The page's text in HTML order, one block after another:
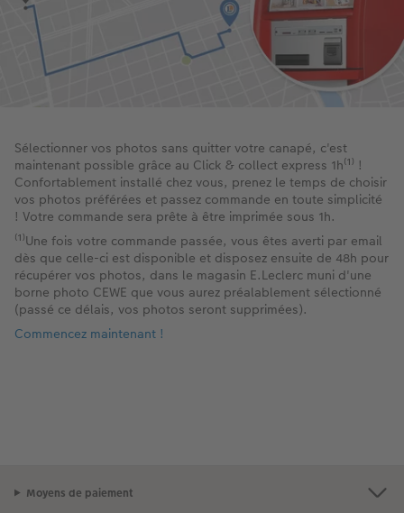
Sélectionner vos photos sans quitter votre canapé, c'est
maintenant possible grâce au Click & collect express 1h⁽¹⁾ !
Confortablement installé chez vous, prenez le temps de choisir
vos photos préférées et passez commande en toute simplicité
! Votre commande sera prête à être imprimée sous 1h.
⁽¹⁾Une fois votre commande passée, vous êtes averti par email
dès que celle-ci est disponible et disposez ensuite de 48h pour
récupérer vos photos, dans le magasin E.Leclerc muni d'une
borne photo CEWE que vous aurez préalablement sélectionné
(passé ce délais, vos photos seront supprimées).
Commencez maintenant !
Moyens de paiement